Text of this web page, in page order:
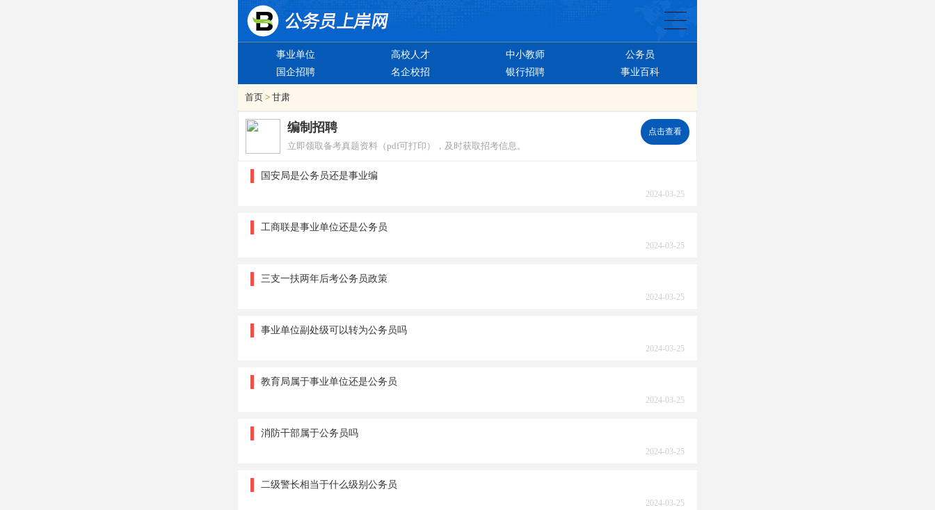
事业单位 高校人才 中小教师
公务员
国企招聘
名企校招 银行招聘 事业百科
首页 > 甘肃
编制招聘
立即领取备考真题资料（pdf可打印），及时获取招考信息。
点击查看
国安局是公务员还是事业编
2024-03-25
工商联是事业单位还是公务员
2024-03-25
三支一扶两年后考公务员政策
2024-03-25
事业单位副处级可以转为公务员吗
2024-03-25
教育局属于事业单位还是公务员
2024-03-25
消防干部属于公务员吗
2024-03-25
二级警长相当于什么级别公务员
2024-03-25